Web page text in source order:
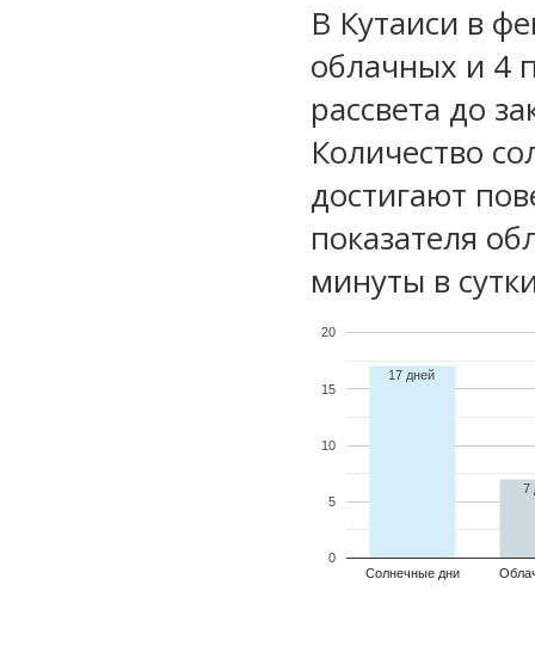
В Кутаиси в
облачных и 4
рассвета до
Количество
достигают
показателя
минуты в
Солнечные дни
0
5
10
15
20
17 дней
7